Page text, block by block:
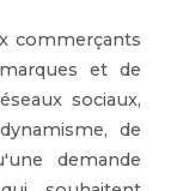
commerçants
et de
sociaux,
de
demande